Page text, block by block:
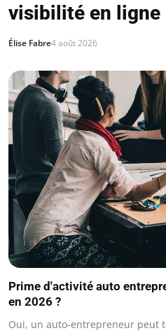
visibilité en ligne
Élise Fabre4 août 2026
Prime d'activité auto
en 2026 ?
Oui, un auto-entrepreneur peut